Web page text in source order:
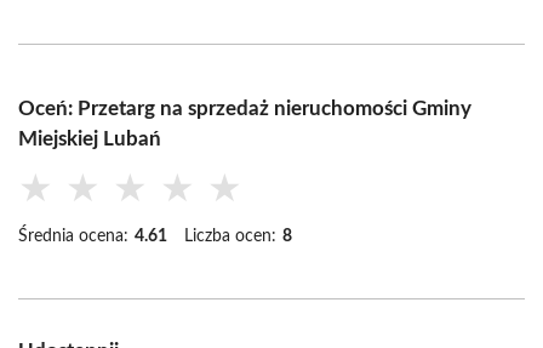
Oceń: Przetarg na sprzedaż nieruchomości Gminy
Miejskiej Lubań
★ ★ ★ ★ ★
Średnia ocena: 4.61 Liczba ocen: 8